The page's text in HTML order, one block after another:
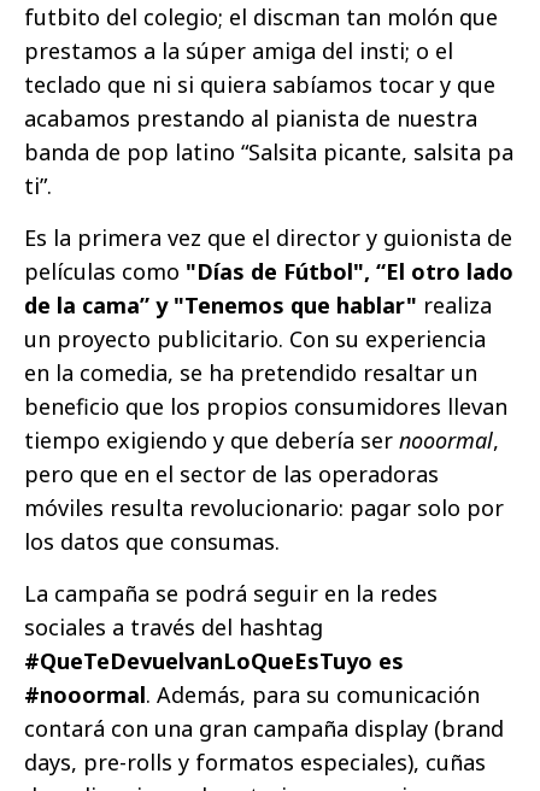
futbito del colegio; el discman tan molón que
prestamos a la súper amiga del insti; o el
teclado que ni si quiera sabíamos tocar y que
acabamos prestando al pianista de nuestra
banda de pop latino “Salsita picante, salsita pa
ti”.
Es la primera vez que el director y guionista de
películas como "Días de Fútbol", “El otro lado
de la cama” y "Tenemos que hablar" realiza
un proyecto publicitario. Con su experiencia
en la comedia, se ha pretendido resaltar un
beneficio que los propios consumidores llevan
tiempo exigiendo y que debería ser nooormal,
pero que en el sector de las operadoras
móviles resulta revolucionario: pagar solo por
los datos que consumas.
La campaña se podrá seguir en la redes
sociales a través del hashtag
#QueTeDevuelvanLoQueEsTuyo es
#nooormal. Además, para su comunicación
contará con una gran campaña display (brand
days, pre-rolls y formatos especiales), cuñas